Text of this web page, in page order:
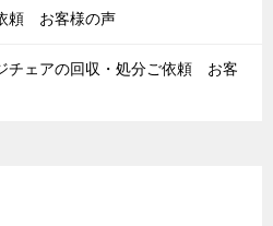
頼 お客様の声
チェアの回収・処分ご依頼 お客